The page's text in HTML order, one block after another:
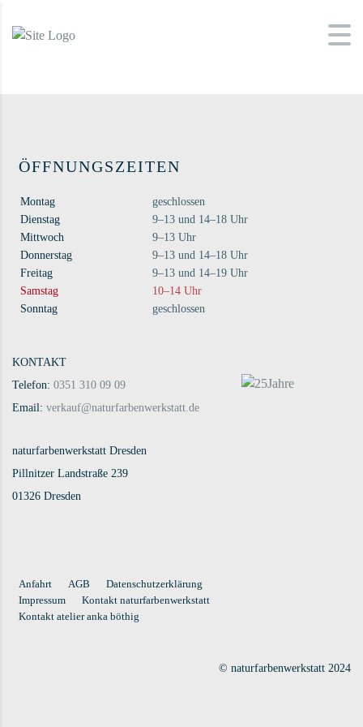
ÖFFNUNGSZEITEN
Montag
geschlossen
Dienstag
9–13 und 14–18 Uhr
Mittwoch
9–13 Uhr
Donnerstag
9–13 und 14–18 Uhr
Freitag
9–13 und 14–19 Uhr
Samstag
10–14 Uhr
Sonntag
geschlossen
KONTAKT
Telefon: 0351 310 09 09
Email: verkauf@naturfarbenwerkstatt.de
naturfarbenwerkstatt Dresden
Pillnitzer Landstraße 239
01326 Dresden
Anfahrt AGB
Datenschutzerklärung
Impressum
Kontakt naturfarbenwerkstatt
Kontakt atelier anka böthig
© naturfarbenwerkstatt 2024